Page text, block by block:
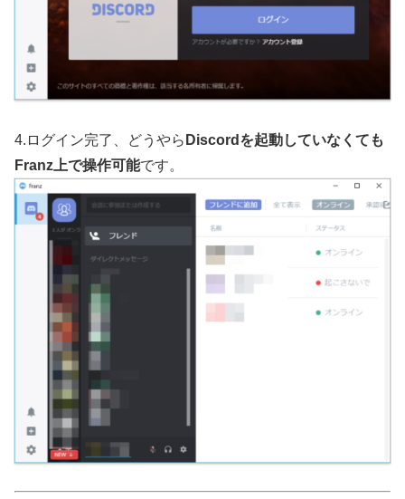
4.ログイン完了、どうやら Discordを起動していなくても
Franz上で操作可能です。